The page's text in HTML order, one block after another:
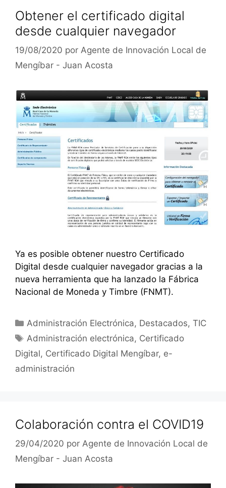
Obtener el certificado digital
desde cualquier navegador
19/08/2020 por Agente de Innovación Local de
Mengíbar - Juan Acosta
Ya es posible obtener nuestro Certificado
Digital desde cualquier navegador gracias a la
nueva herramienta que ha lanzado la Fábrica
Nacional de Moneda y Timbre (FNMT).
Categorías
Administración Electrónica, Destacados,TIC
Etiquetas
Administración electrónica, Certificado
Digital, Certificado Digital Mengíbar, e-
administración
Colaboración contra el COVID19
29/04/2020 por Agente de Innovación Local de
Mengíbar - Juan Acosta